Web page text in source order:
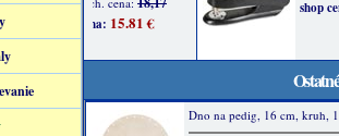
Dno na pedig, 16 cm, kruh,